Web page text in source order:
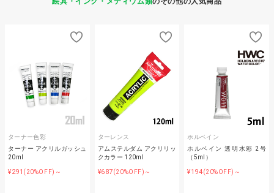
ターナー色彩
ターナー アクリルガッシュ
20ml
¥291 (20%OFF)～
ターレンス
アムステルダム アクリリッ
クカラー 120ml
¥687(20%OFF)～
ホルベイン
ホルベイン 透明水彩 2号
（5ml）
¥194(20%OFF)～